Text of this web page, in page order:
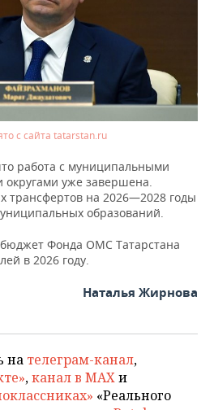
с сайта tatarstan.ru
работа с муниципальными
округами уже завершена.
на 2026—2028 годы
образований.
Фонда ОМС Татарстана
в 2026 году.
Наталья Жирнова
на телеграм-канал,
,канал в MAXи
«Реального